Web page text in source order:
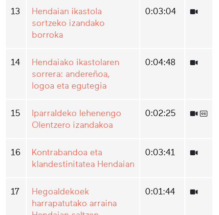
13
Hendaian ikastola
sortzeko izandako
borroka
0:03:04
14
Hendaiako ikastolaren
sorrera: andereñoa,
logoa eta egutegia
0:04:48
15
Iparraldeko lehenengo
Olentzero izandakoa
0:02:25
16
Kontrabandoa eta
klandestinitatea Hendaian
0:03:41
17
Hegoaldekoek
harrapatutako arraina
0:01:44